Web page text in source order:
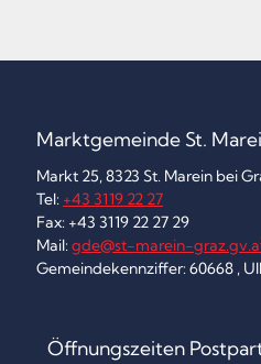
Marktgemeinde St.
Markt 25, 8323 St. Marein bei
Tel: +43 3119 22 27
Fax: +43 3119 22 27 29
Mail:gde@st-marein-
Gemeindekennziffer: 60668 ,
Öffnungszeiten